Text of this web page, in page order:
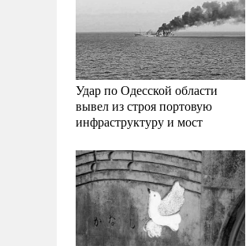
Удар по Одесской области
вывел из строя портовую
инфраструктуру и мост